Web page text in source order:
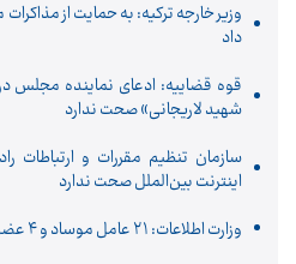
وزیر خارجه ترکیه: به حمایت از مذاکرات
داد
قوه قضاییه: ادعای نماینده مجلس
شهید لاریجانی» صحت ندارد
اینترنت بین‌الملل صحت ندارد
وزارت اطلاعات: ۲۱ عامل موساد و ۴ عضو باندهای مسلح بازداشت شدند